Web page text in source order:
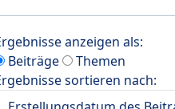
anzeigen als:
Beiträge
Themen
sortieren nach: